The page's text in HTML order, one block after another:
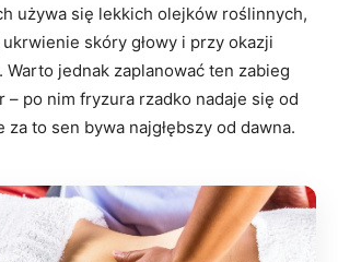
używa się lekkich olejków roślinnych,
skóry głowy i przy okazji
Warto jednak zaplanować ten zabieg
– po nim fryzura rzadko nadaje się od
za to sen bywa najgłębszy od dawna.